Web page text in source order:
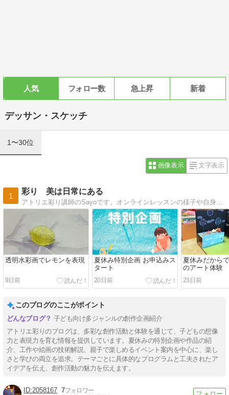
人気 フォロー数 急上昇 新着
デッサン・スケッチ
1〜30位
画像表示 文字表示
1
彩り 美は日常にある
透明水彩画でレモンを表現
9日前
夏休み特別企画 お申込みス
タート
20日前
夏休みだから
のアート体験
23日前
このブログのここがポイント
子ども向け多ジャンルの創作企画紹介
アトリエ彩りのブログは、多彩な創作活動と体験を通じて、子どもの想像
力と表現力を育む情報を提供しています。夏休みの特別企画や作品の紹
介、工作や絵画の技術解説、親子で楽しめるイベント案内を中心に、楽し
さと学びの両立を追求。テーマごとに具体的なプログラムと工夫されたア
イデアを伝え、創作活動の魅力を伝えます。
2058167 7